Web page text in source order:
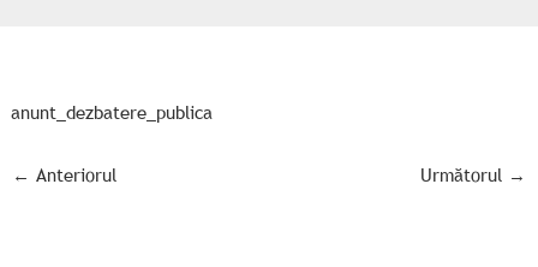
anunt_dezbatere_publica
← Anteriorul Următorul →